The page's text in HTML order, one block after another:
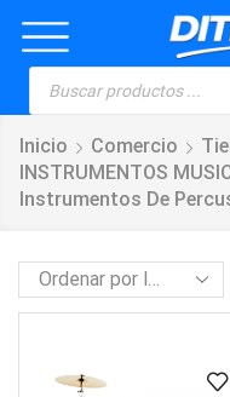
Inicio Comercio
INSTRUMENTOS
Instrumentos De